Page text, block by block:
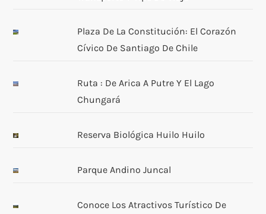
Plaza De La Constitución: El Corazón
Cívico De Santiago De Chile
Ruta : De Arica A Putre Y El Lago
Chungará
Reserva Biológica Huilo Huilo
Parque Andino Juncal
Conoce Los Atractivos Turístico De